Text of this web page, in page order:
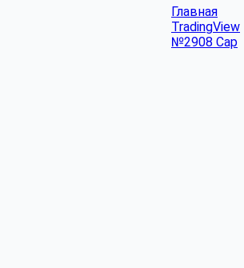
Главная
TradingView
№2908 Cap